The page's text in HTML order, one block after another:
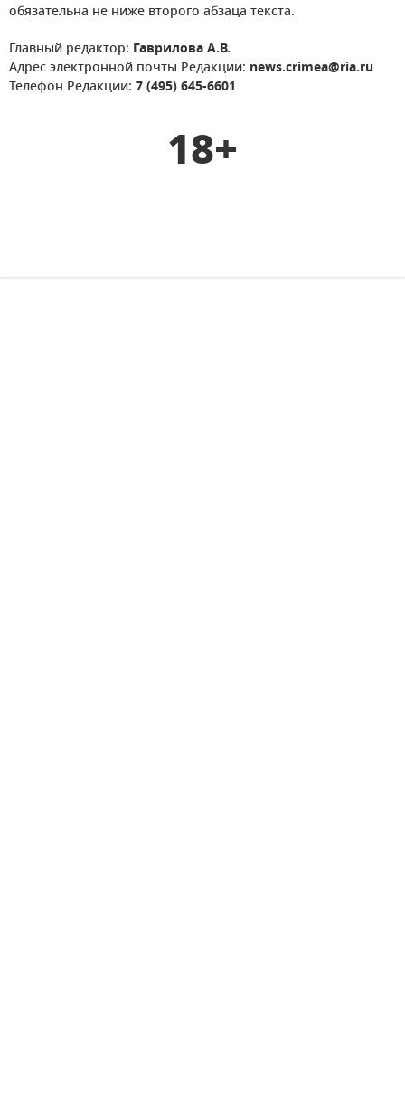
обязательна не ниже второго абзаца текста.
Главный редактор: Гаврилова А.В.
Адрес электронной почты Редакции: news.crimea@ria.ru
Телефон Редакции: 7 (495) 645-6601
18+